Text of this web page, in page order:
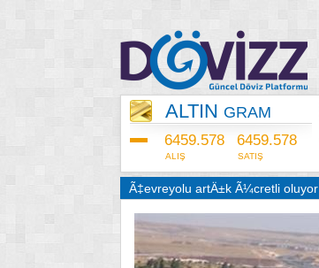
ALTIN GRAM
6459.578
ALIŞ
6459.578
SATIŞ
Ã‡evreyolu artÄ±k Ã¼cretli oluyor